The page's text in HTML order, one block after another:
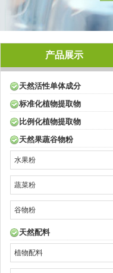
产品展示
天然活性单体成分
标准化植物提取物
比例化植物提取物
天然果蔬谷物粉
水果粉
蔬菜粉
谷物粉
天然配料
植物配料